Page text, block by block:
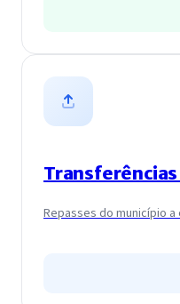
Repasses do município